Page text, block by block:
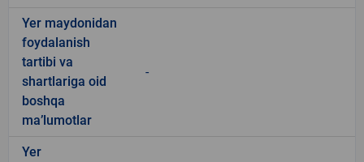
Yer maydonidan
foydalanish
tartibi va
shartlariga oid
boshqa
ma’lumotlar
-
Yer